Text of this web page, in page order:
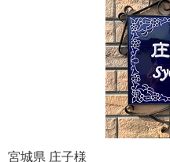
宮城県 庄子様